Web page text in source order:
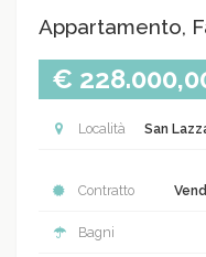
Appartamento,
€
Località San
Contratto
Bagni